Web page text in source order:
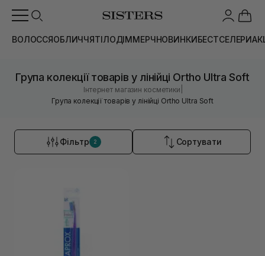
ВОЛОССЯОБЛИЧЧЯТІЛОДІММЕРЧНОВИНКИБЕСТСЕЛЕРИ
Група колекції товарів у лінійці Ortho Ultra Soft
Інтернет магазин косметики
Група колекції товарів у лінійці Ortho Ultra Soft
Фільтр 2 Сортувати